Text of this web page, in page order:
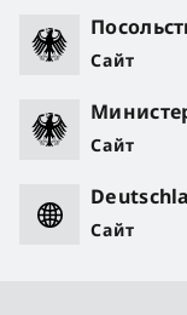
Сайт
Сайт
Сайт